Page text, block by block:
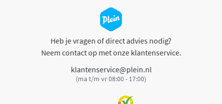
Heb je vragen of direct advies nodig?
Neem contact op met onze klantenservice.
klantenservice@plein.nl
(ma t/m vr 08:00 - 17:00)